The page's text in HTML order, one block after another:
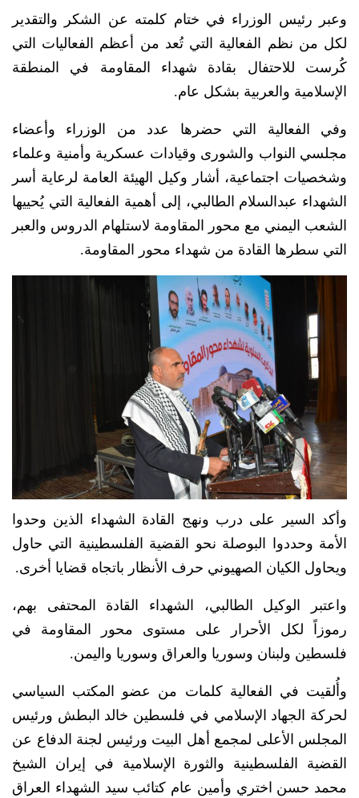
وعبر رئيس الوزراء في ختام كلمته عن الشكر والتقدير
لكل من نظم الفعالية التي تُعد من أعظم الفعاليات التي
كُرست للاحتفال بقادة شهداء المقاومة في المنطقة
الإسلامية والعربية بشكل عام.
وفي الفعالية التي حضرها عدد من الوزراء وأعضاء
مجلسي النواب والشورى وقيادات عسكرية وأمنية وعلماء
وشخصيات اجتماعية، أشار وكيل الهيئة العامة لرعاية أسر
الشهداء عبدالسلام الطالبي، إلى أهمية الفعالية التي يُحييها
الشعب اليمني مع محور المقاومة لاستلهام الدروس والعبر
التي سطرها القادة من شهداء محور المقاومة.
وأكد السير على درب ونهج القادة الشهداء الذين وحدوا
الأمة وحددوا البوصلة نحو القضية الفلسطينية التي حاول
ويحاول الكيان الصهيوني حرف الأنظار باتجاه قضايا أخرى.
واعتبر الوكيل الطالبي، الشهداء القادة المحتفى بهم،
رموزاً لكل الأحرار على مستوى محور المقاومة في
فلسطين ولبنان وسوريا والعراق وسوريا واليمن.
وأُلقيت في الفعالية كلمات من عضو المكتب السياسي
لحركة الجهاد الإسلامي في فلسطين خالد البطش ورئيس
المجلس الأعلى لمجمع أهل البيت ورئيس لجنة الدفاع عن
القضية الفلسطينية والثورة الإسلامية في إيران الشيخ
محمد حسن اختري وأمين عام كتائب سيد الشهداء العراق